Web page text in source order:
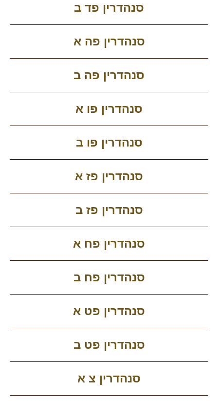
סנהדרין פד ב
סנהדרין פה א
סנהדרין פה ב
סנהדרין פו א
סנהדרין פו ב
סנהדרין פז א
סנהדרין פז ב
סנהדרין פח א
סנהדרין פח ב
סנהדרין פט א
סנהדרין פט ב
סנהדרין צ א